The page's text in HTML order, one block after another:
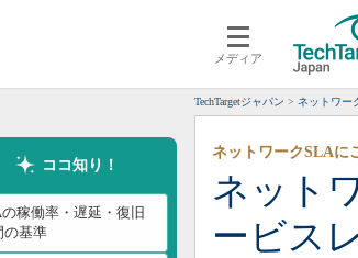
メディア
クラウド
スマートモバイル
ネットワーク
システム運用管理
TechTargetジャパン ネットワー
ココ知り！
稼働率・遅延・復旧
の基準
ネット
ービス
ネットワークSLAに